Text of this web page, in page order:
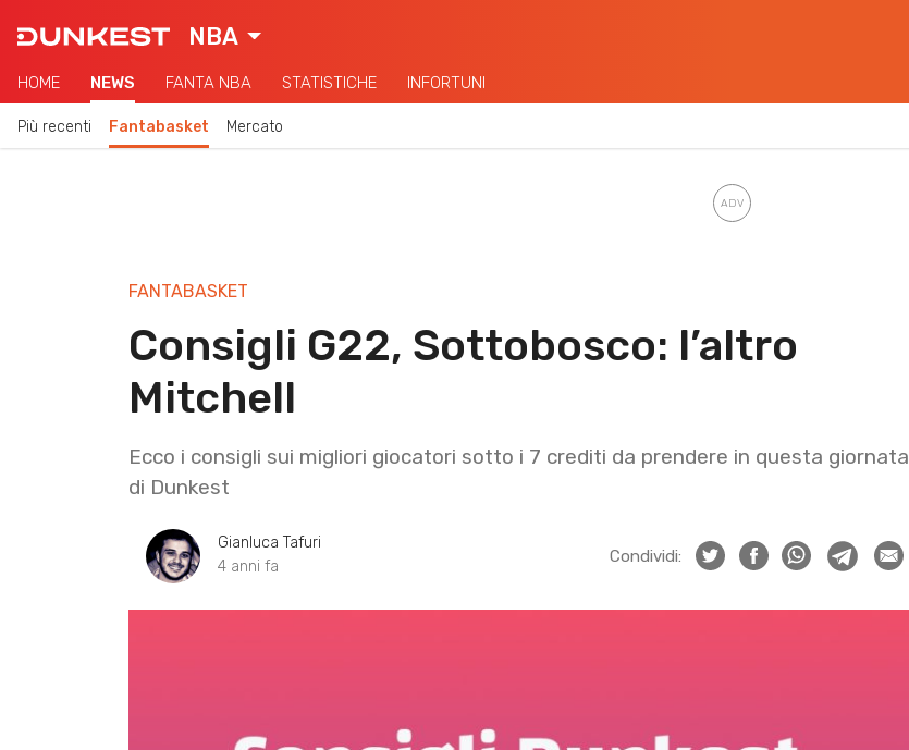
NBA
HOME NEWS FANTA NBA STATISTICHE INFORTUNI
Più recenti Fantabasket Mercato
FANTABASKET
Consigli G22, Sottobosco: l’altro
Mitchell
Ecco i consigli sui migliori giocatori sotto i 7 crediti da prendere in questa giornata
di Dunkest
Gianluca Tafuri
4 anni fa
Condividi: